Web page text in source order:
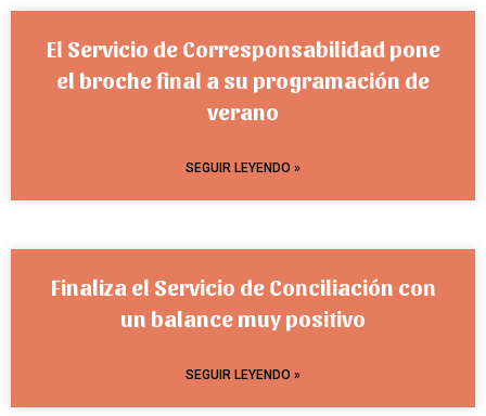
El Servicio de Corresponsabilidad pone
el broche final a su programación de
verano
SEGUIR LEYENDO »
Finaliza el Servicio de Conciliación con
un balance muy positivo
SEGUIR LEYENDO »